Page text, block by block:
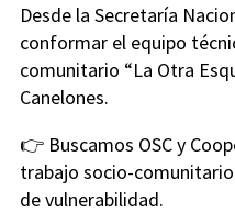
Desde la Secretaría
conformar el equipo
comunitario “La Otra
Canelones.
👉 Buscamos OSC y
trabajo socio-
de vulnerabilidad.